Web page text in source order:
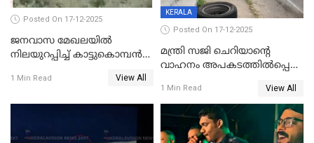
Posted On 17-12-2025
ജനവാസ മേഖലയില്‍
നിലയുറപ്പിച്ച് കാട്ടുകൊമ്പന്‍
1 Min Read View All
KERALA
Posted On 17-12-2025
മന്ത്രി സജി ചെറിയാന്റെ
വാഹനം അപകടത്തിൽപ്പെട്ടു;
രക്ഷപ്പെട്ടത് തലനാരിടയ്ക്ക്
1 Min Read View All